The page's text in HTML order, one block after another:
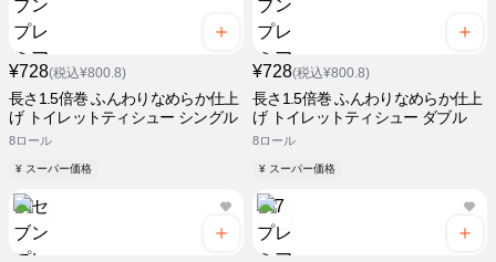
¥728(税込¥800.8)
長さ1.5倍巻 ふんわりなめらか仕上
げ トイレットティシュー シングル
8ロール
¥ スーパー価格
¥728(税込¥800.8)
長さ1.5倍巻 ふんわりなめらか仕上
げ トイレットティシュー ダブル
8ロール
¥ スーパー価格